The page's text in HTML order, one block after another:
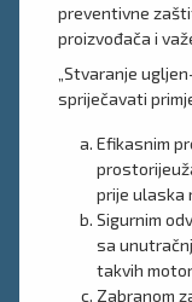
preventivne
proizvođača i
„Stvaranje
spriječavati
Efikasnim
prije ulaska
Sigurnim
sa
takvih
Zabranom